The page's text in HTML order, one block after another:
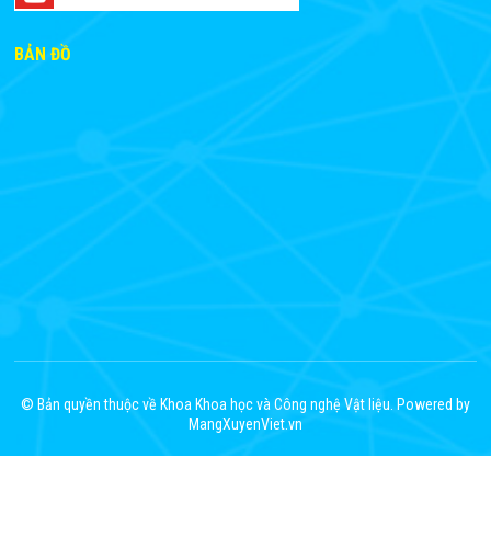
BẢN ĐỒ
© Bản quyền thuộc về Khoa Khoa học và Công nghệ Vật liệu. Powered by
MangXuyenViet.vn